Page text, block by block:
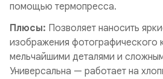
помощью термопресса.
Плюсы: Позволяет наносить
изображения фотографического
мельчайшими деталями и
Универсальна — работает на